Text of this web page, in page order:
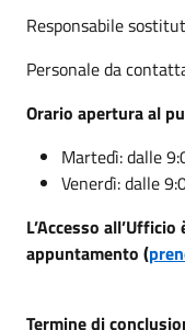
Responsabile
Personale da
Orario apertura al
Martedì: dalle
Venerdì: dalle
L’Accesso
appuntamento (
Termine di